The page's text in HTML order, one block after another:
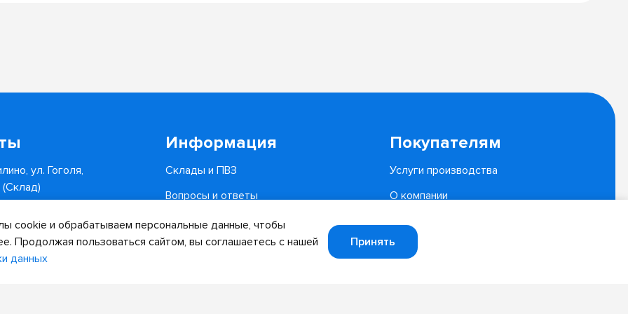
ул. Гоголя,
(Склад)
Информация
Склады и ПВЗ
Вопросы и ответы
Доставка и оплата
Покупателям
Услуги производства
О компании
cookie и обрабатываем персональные данные, чтобы
Продолжая пользоваться сайтом, вы соглашаетесь с нашей
данных
Принять